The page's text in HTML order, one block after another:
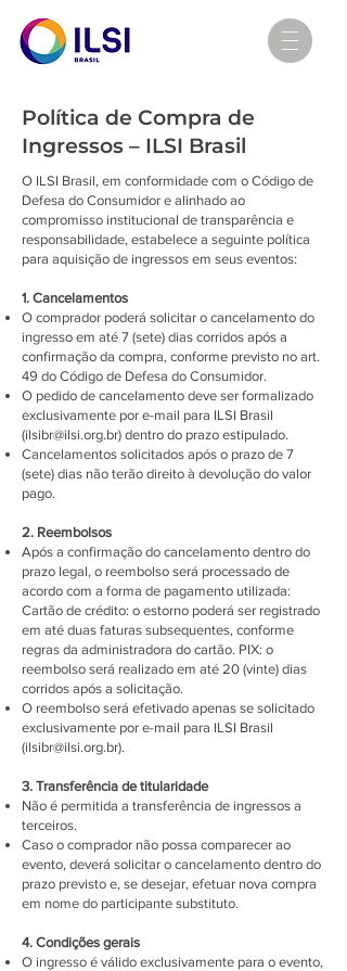
Política de Compra de
Ingressos – ILSI Brasil
O ILSI Brasil, em conformidade com o Código de
Defesa do Consumidor e alinhado ao
compromisso institucional de transparência e
responsabilidade, estabelece a seguinte política
para aquisição de ingressos em seus eventos:
1. Cancelamentos
O comprador poderá solicitar o cancelamento do
ingresso em até 7 (sete) dias corridos após a
confirmação da compra, conforme previsto no art.
49 do Código de Defesa do Consumidor.
O pedido de cancelamento deve ser formalizado
exclusivamente por e-mail para ILSI Brasil
(ilsibr@ilsi.org.br) dentro do prazo estipulado.
Cancelamentos solicitados após o prazo de 7
(sete) dias não terão direito à devolução do valor
pago.
2. Reembolsos
Após a confirmação do cancelamento dentro do
prazo legal, o reembolso será processado de
acordo com a forma de pagamento utilizada:
Cartão de crédito: o estorno poderá ser registrado
em até duas faturas subsequentes, conforme
regras da administradora do cartão. PIX: o
reembolso será realizado em até 20 (vinte) dias
corridos após a solicitação.
O reembolso será efetivado apenas se solicitado
exclusivamente por e-mail para ILSI Brasil
(ilsibr@ilsi.org.br).
3. Transferência de titularidade
Não é permitida a transferência de ingressos a
terceiros.
Caso o comprador não possa comparecer ao
evento, deverá solicitar o cancelamento dentro do
prazo previsto e, se desejar, efetuar nova compra
em nome do participante substituto.
4. Condições gerais
O ingresso é válido exclusivamente para o evento,